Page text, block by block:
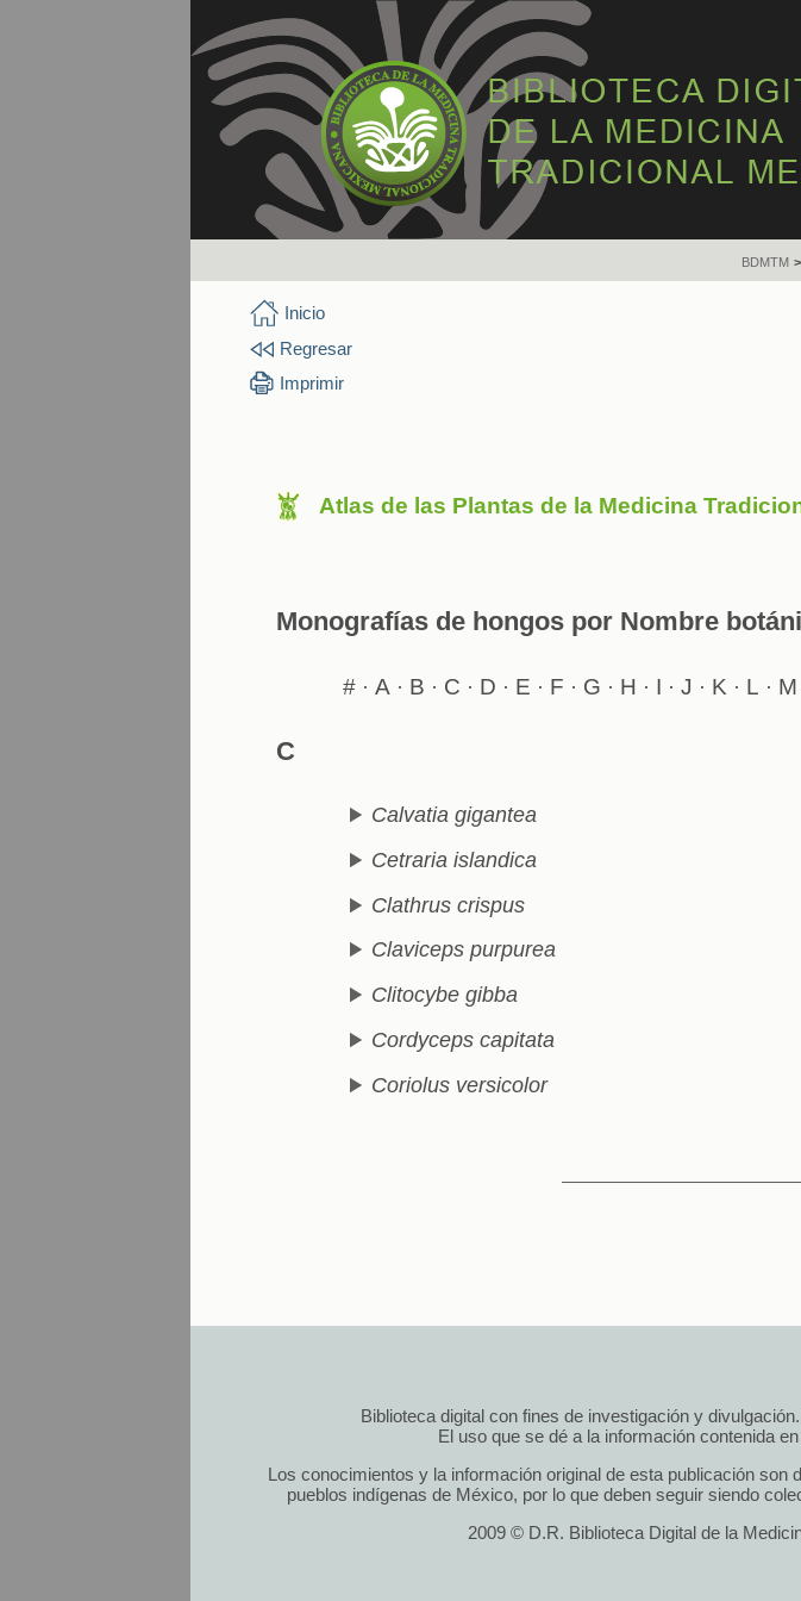
BDMTM
Inicio
Regresar
Imprimir
Atlas de las Plantas de la Medicina
Monografías de hongos por Nombre
#· A· B · C · D · E · F · G · H · I · J · K · L · M
C
Calvatia gigantea
Cetraria islandica
Clathrus crispus
Claviceps purpurea
Clitocybe gibba
Cordyceps capitata
Coriolus versicolor
Biblioteca digital con fines de investigación y
El uso que se dé a la información contenida
Los conocimientos y la información original de esta publicación
pueblos indígenas de México, por lo que deben seguir siendo
2009 © D.R. Biblioteca Digital de la